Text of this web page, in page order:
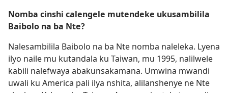
Nomba cinshi calengele mutendeke ukusambilila
Baibolo na ba Nte?
Nalesambilila Baibolo na ba Nte nomba naleleka. Lyena
ilyo naile mu kutandala ku Taiwan, mu 1995, nalilwele
kabili nalefwaya abakunsakamana. Umwina mwandi
uwali ku America pali ilya nshita, alilanshenye ne Nte